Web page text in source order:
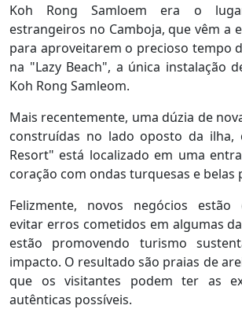
Koh Rong Samloem era o
estrangeiros no Camboja, que vêm a
para aproveitarem o precioso tempo
na "Lazy Beach", a única instalação
Koh Rong Samleom.
Mais recentemente, uma dúzia de
construídas no lado oposto da ilha,
Resort" está localizado em uma
coração com ondas turquesas e belas
Felizmente, novos negócios estão
evitar erros cometidos em algumas
estão promovendo turismo
impacto. O resultado são praias de
que os visitantes podem ter as
autênticas possíveis.